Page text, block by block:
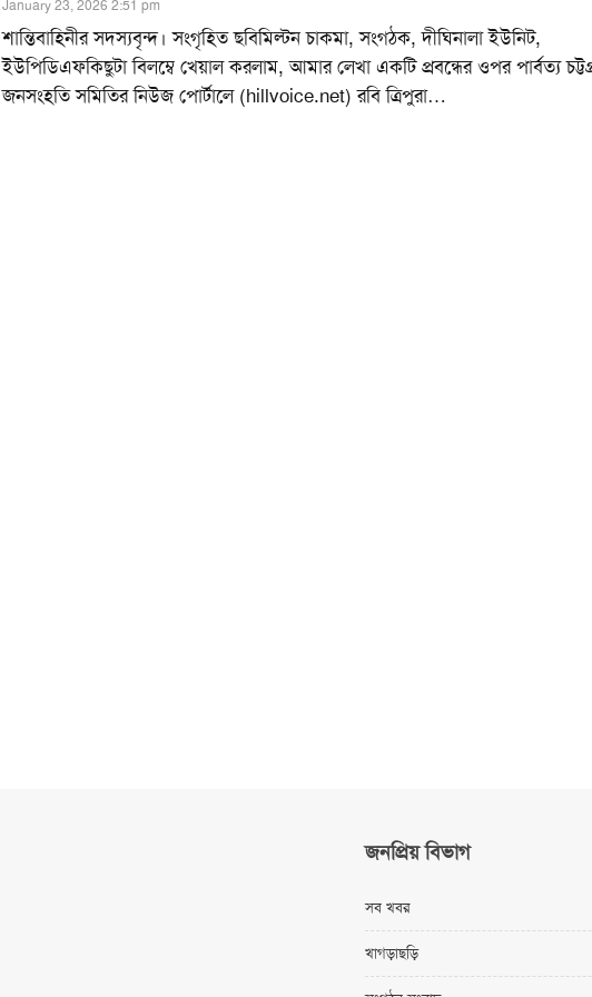
January 23, 2026 2:51 pm
শান্তিবাহিনীর সদস্যবৃন্দ। সংগৃহিত ছবিমিল্টন চাকমা, সংগঠক, দীঘিনালা ইউনিট,
ইউপিডিএফকিছুটা বিলম্বে খেয়াল করলাম, আমার লেখা একটি প্রবন্ধের ওপর পার্বত্য
জনসংহতি সমিতির নিউজ পোর্টালে (hillvoice.net) রবি ত্রিপুরা…
জনপ্রিয় বিভাগ
সব খবর
খাগড়াছড়ি